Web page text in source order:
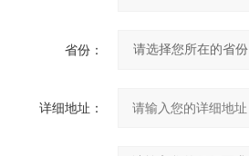
省份：
详细地址：